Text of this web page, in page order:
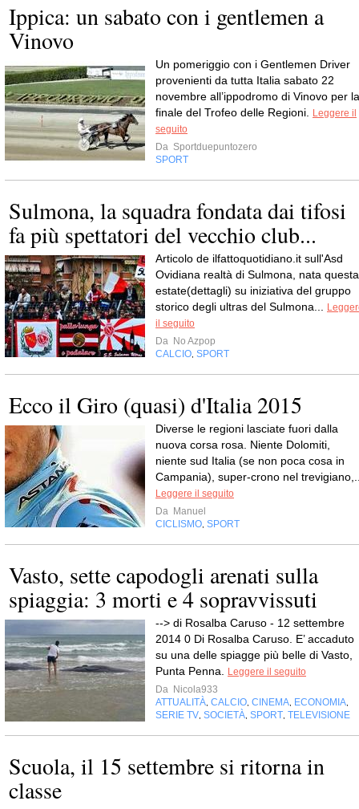
Ippica: un sabato con i gentlemen a
Vinovo
Un pomeriggio con i Gentlemen Driver
provenienti da tutta Italia sabato 22
novembre all’ippodromo di Vinovo per la
finale del Trofeo delle Regioni.
Leggere il
seguito
Da Sportduepuntozero
SPORT
Sulmona, la squadra fondata dai tifosi
fa più spettatori del vecchio club...
Articolo de ilfattoquotidiano.it sull'Asd
Ovidiana realtà di Sulmona, nata questa
estate(dettagli) su iniziativa del gruppo
storico degli ultras del Sulmona...
il seguito
Da No Azpop
CALCIO SPORT
Ecco il Giro (quasi) d'Italia 2015
Diverse le regioni lasciate fuori dalla
nuova corsa rosa. Niente Dolomiti,
niente sud Italia (se non poca cosa in
Campania), super-crono nel
Leggere il seguito
Da Manuel
CICLISMO SPORT
Vasto, sette capodogli arenati sulla
spiaggia: 3 morti e 4 sopravvissuti
--> di Rosalba Caruso - 12 settembre
2014 0 Di Rosalba Caruso. E’ accaduto
su una delle spiagge più belle di Vasto,
Punta Penna.
Leggere il seguito
Da Nicola933
ATTUALITÀ CALCIO CINEMA ECONOMIA
SERIE TV SOCIETÀ SPORT TELEVISIONE
Scuola, il 15 settembre si ritorna in
classe